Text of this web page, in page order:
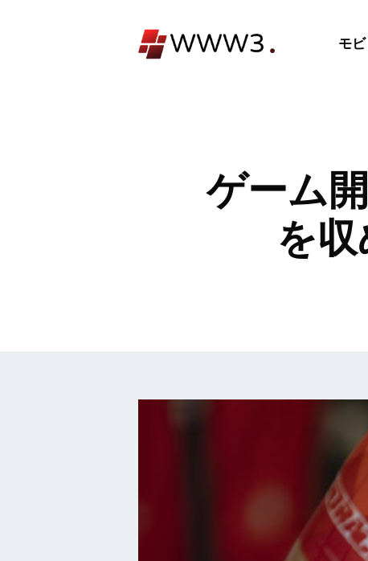
モ
ゲーム
を